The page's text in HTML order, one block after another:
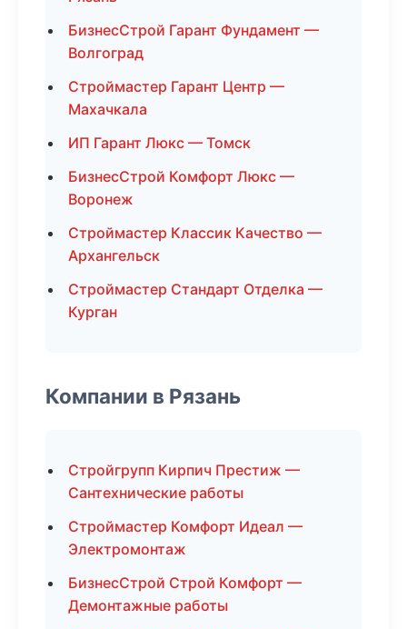
БизнесСтрой Гарант Фундамент —
Волгоград
Строймастер Гарант Центр —
Махачкала
ИП Гарант Люкс — Томск
БизнесСтрой Комфорт Люкс —
Воронеж
Строймастер Классик Качество —
Архангельск
Строймастер Стандарт Отделка —
Курган
Компании в Рязань
Стройгрупп Кирпич Престиж —
Сантехнические работы
Строймастер Комфорт Идеал —
Электромонтаж
БизнесСтрой Строй Комфорт —
Демонтажные работы